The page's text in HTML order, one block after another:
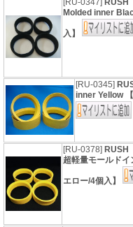
[RU-0347]
Molded inner
入】
[RU-0345]
inner Yellow
[RU-0378]
超軽量モールドイ
エロー/4個入】